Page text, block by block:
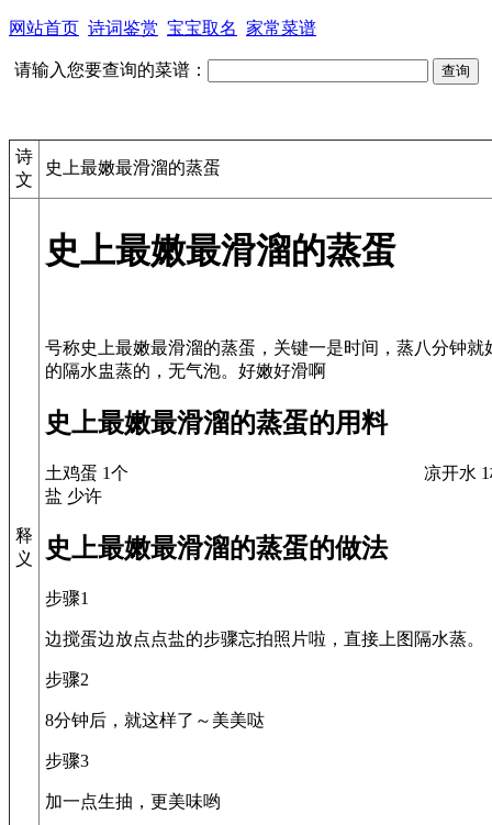
网站首页 诗词鉴赏 宝宝取名 家常菜谱
请输入您要查询的菜谱：
诗
文
史上最嫩最滑溜的蒸蛋
释
义
史上最嫩最滑溜的蒸蛋
号称史上最嫩最滑溜的蒸蛋，关键一是时间，蒸八分钟
史上最嫩最滑溜的蒸蛋的用料
土鸡蛋 1个
凉开水
盐 少许
史上最嫩最滑溜的蒸蛋的做法
步骤1
边搅蛋边放点点盐的步骤忘拍照片啦，直接上图隔水蒸。
步骤2
8分钟后，就这样了～美美哒
步骤3
加一点生抽，更美味哟